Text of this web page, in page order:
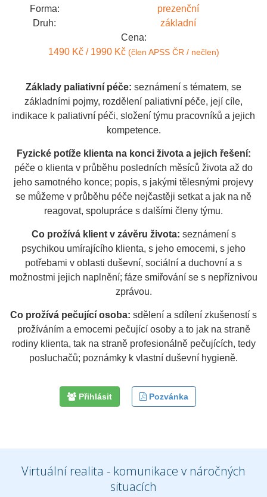
Forma:
prezenční
Druh:
základní
Cena:
1490 Kč / 1990 Kč (člen APSS ČR / nečlen)
Základy paliativní péče: seznámení s tématem, se
základními pojmy, rozdělení paliativní péče, její cíle,
indikace k paliativní péči, složení týmu pracovníků a jejich
kompetence.
Fyzické potíže klienta na konci života a jejich řešení:
péče o klienta v průběhu posledních měsíců života až do
jeho samotného konce; popis, s jakými tělesnými projevy
se můžeme v průběhu péče nejčastěji setkat a jak na ně
reagovat, spolupráce s dalšími členy týmu.
Co prožívá klient v závěru života: seznámení s
psychikou umírajícího klienta, s jeho emocemi, s jeho
potřebami v oblasti duševní, sociální a duchovní a s
možnostmi jejich naplnění; fáze smiřování se s nepříznivou
zprávou.
Co prožívá pečující osoba: sdělení a sdílení zkušeností s
prožíváním a emocemi pečující osoby a to jak na straně
rodiny klienta, tak na straně profesionálně pečujících, tedy
posluchačů; poznámky k vlastní duševní hygieně.
Přihlásit Pozvánka
Virtuální realita - komunikace v náročných
situacích